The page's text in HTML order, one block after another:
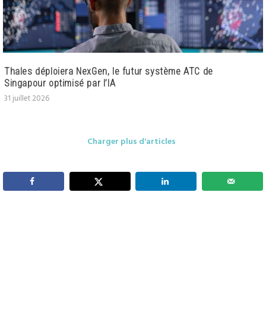
Thales déploiera NexGen, le futur système ATC de
Singapour optimisé par l’IA
31 juillet 2026
Charger plus d'articles